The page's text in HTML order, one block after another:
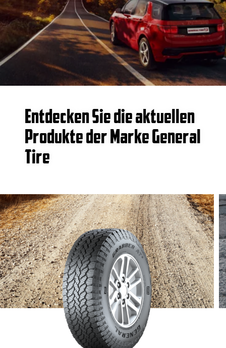
Entdecken Sie die aktuellen
Produkte der Marke General
Tire